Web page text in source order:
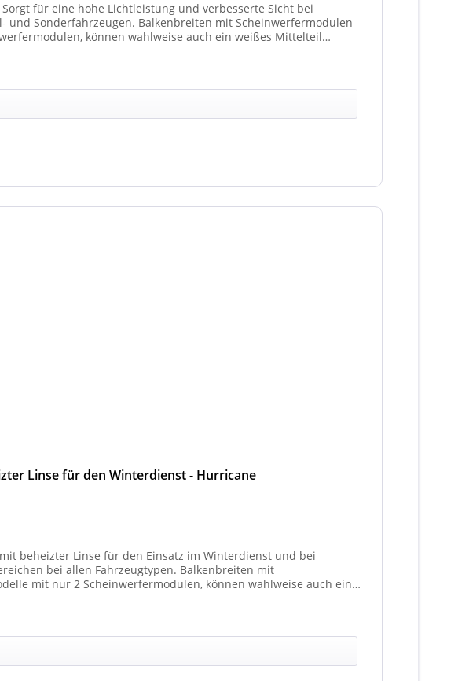
für eine hohe Lichtleistung und verbesserte Sicht bei
mit Scheinwerfermodulen
können wahlweise auch ein weißes Mittelteil
Linse für den Winterdienst - Hurricane
beheizter Linse für den Einsatz im Winterdienst und bei
Fahrzeugtypen. Balkenbreiten mit
mit nur 2 Scheinwerfermodulen, können wahlweise auch ein